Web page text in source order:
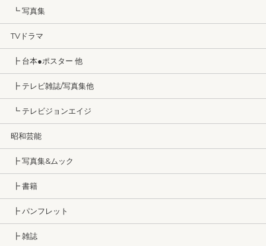
┗ 写真集
TVドラマ
┣ 台本●ポスター 他
┣ テレビ雑誌/写真集他
┗ テレビジョンエイジ
昭和芸能
┣ 写真集&ムック
┣ 書籍
┣ パンフレット
┣ 雑誌